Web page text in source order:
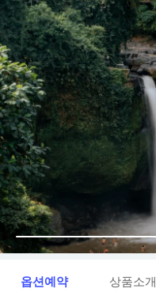
옵션예약 상품소개